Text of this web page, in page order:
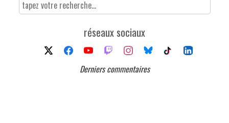
réseaux sociaux
Derniers commentaires